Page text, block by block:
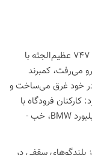
"آن زمان 37 سال داشتم. در حالی که هواپیمای 747 عظیم‌الجثه با
می‌رفت، کمبرند
در خود غرق می‌ساخت و
فرودگاه با
لباس‌های ضدآب، ساختمان دور افتاده فودگاه، بیلبورد BMW، خب -